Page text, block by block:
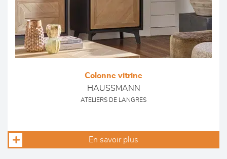
Colonne vitrine
HAUSSMANN
ATELIERS DE LANGRES
En savoir plus